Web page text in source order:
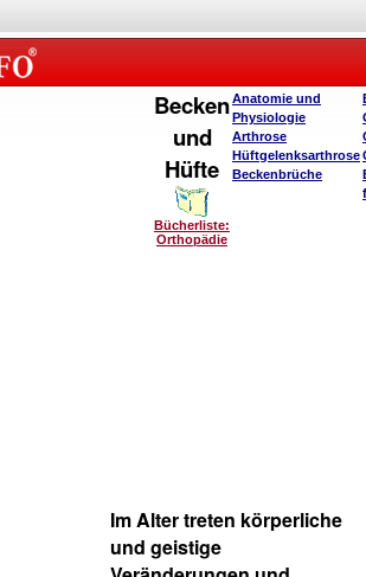
Becken
und
Hüfte
Bücherliste:
Orthopädie
Anatomie und
Physiologie
Arthrose
Hüftgelenksarthrose
Beckenbrüche
Im Alter treten körperliche
und geistige